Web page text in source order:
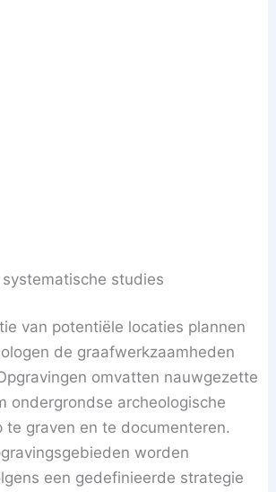
studies
van potentiële locaties plannen
de graafwerkzaamheden
omvatten nauwgezette
ondergrondse archeologische
te graven en te documenteren.
worden
een gedefinieerde strategie